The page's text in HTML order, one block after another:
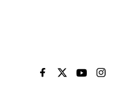
EL PAÍS BRASIL EN
EL PAÍSEL PAÍS
EL